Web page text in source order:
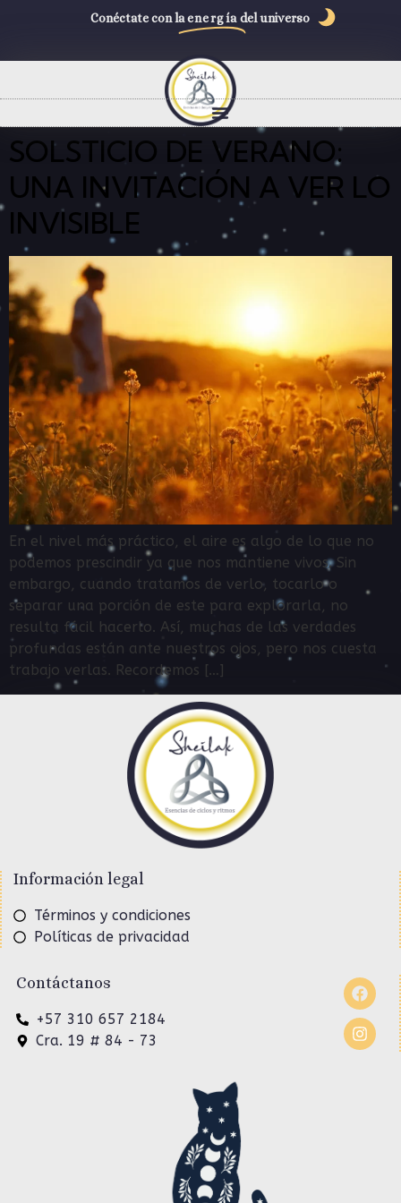
Conéctate con la energía del universo
SOLSTICIO DE VERANO:
UNA INVITACIÓN A VER LO
INVISIBLE
En el nivel más práctico, el aire es algo de lo que no
podemos prescindir ya que nos mantiene vivos. Sin
embargo, cuando tratamos de verlo, tocarlo o
separar una porción de este para explorarla, no
resulta fácil hacerlo. Así, muchas de las verdades
profundas están ante nuestros ojos, pero nos cuesta
trabajo verlas. Recordemos […]
Información legal
Términos y condiciones
Políticas de privacidad
Contáctanos
+57 310 657 2184
Cra. 19 # 84 - 73